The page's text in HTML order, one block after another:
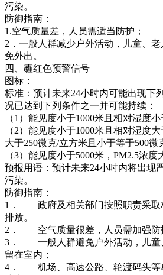
污染。
防御指南：
1.空气质量差，人员需适当防护；
2．一般人群减少户外活动，儿童、
免外出。
四、霾红色预警信号
图标：
标准：预计未来24小时内可能出现下
况已达到下列条件之一并可能持续：
（1）能见度小于1000米且相对湿度小
（2）能见度小于1000米且相对湿度
大于250微克/立方米且小于等于500微
（3）能见度小于5000米，PM2.5浓度
预报用语：预计未来24小时内将出现
污染。
防御指南：
1． 政府及相关部门按照职责采取
排放。
2． 空气质量很差，人员需加强防
3． 一般人群避免户外活动，儿童
留在室内；
4． 机场、高速公路、轮渡码头等